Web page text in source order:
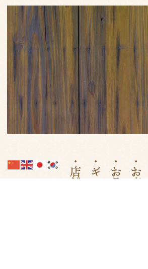
・店舗情報・ギャラリー・お品書き・お店について